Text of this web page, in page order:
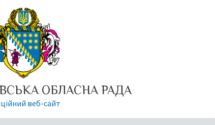
ОБЛАСНА РАДА
веб-сайт